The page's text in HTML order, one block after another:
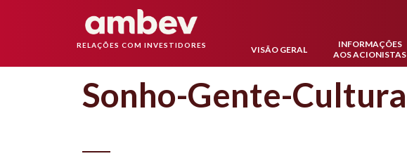
RELAÇÕES COM INVESTIDORES VISÃO GERAL
INFORMAÇÕES
AOS ACIONISTAS
Sonho-Gente-Cultura